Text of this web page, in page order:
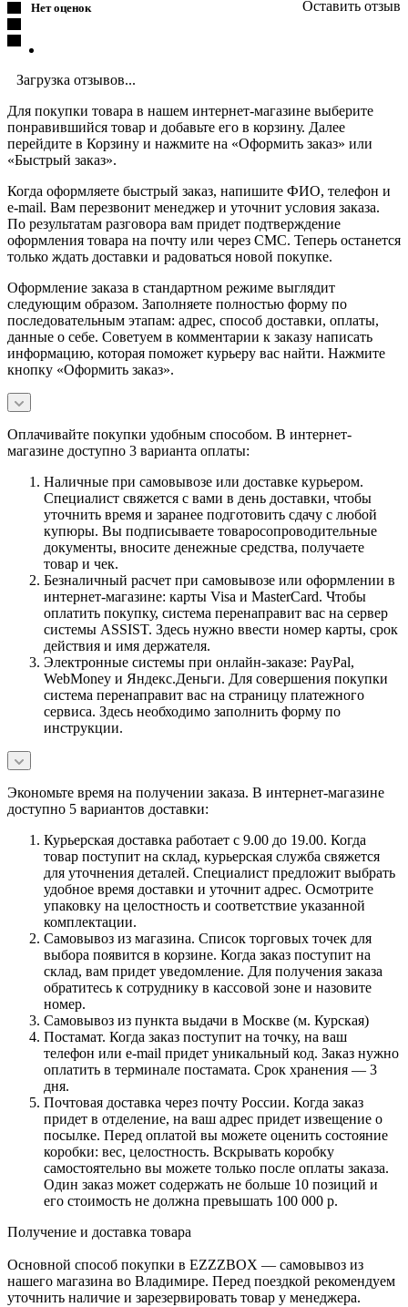
Нет оценок Оставить отзыв
Загрузка отзывов...
Для покупки товара в нашем интернет-магазине выберите
понравившийся товар и добавьте его в корзину. Далее
перейдите в Корзину и нажмите на «Оформить заказ» или
«Быстрый заказ».
Когда оформляете быстрый заказ, напишите ФИО, телефон и
e-mail. Вам перезвонит менеджер и уточнит условия заказа.
По результатам разговора вам придет подтверждение
оформления товара на почту или через СМС. Теперь останется
только ждать доставки и радоваться новой покупке.
Оформление заказа в стандартном режиме выглядит
следующим образом. Заполняете полностью форму по
последовательным этапам: адрес, способ доставки, оплаты,
данные о себе. Советуем в комментарии к заказу написать
информацию, которая поможет курьеру вас найти. Нажмите
кнопку «Оформить заказ».
Оплачивайте покупки удобным способом. В интернет-
магазине доступно 3 варианта оплаты:
Наличные при самовывозе или доставке курьером.
Специалист свяжется с вами в день доставки, чтобы
уточнить время и заранее подготовить сдачу с любой
купюры. Вы подписываете товаросопроводительные
документы, вносите денежные средства, получаете
товар и чек.
Безналичный расчет при самовывозе или оформлении в
интернет-магазине: карты Visa и MasterCard. Чтобы
оплатить покупку, система перенаправит вас на сервер
системы ASSIST. Здесь нужно ввести номер карты, срок
действия и имя держателя.
Электронные системы при онлайн-заказе: PayPal,
WebMoney и Яндекс.Деньги. Для совершения покупки
система перенаправит вас на страницу платежного
сервиса. Здесь необходимо заполнить форму по
инструкции.
Экономьте время на получении заказа. В интернет-магазине
доступно 5 вариантов доставки:
Курьерская доставка работает с 9.00 до 19.00. Когда
товар поступит на склад, курьерская служба свяжется
для уточнения деталей. Специалист предложит выбрать
удобное время доставки и уточнит адрес. Осмотрите
упаковку на целостность и соответствие указанной
комплектации.
Самовывоз из магазина. Список торговых точек для
выбора появится в корзине. Когда заказ поступит на
склад, вам придет уведомление. Для получения заказа
обратитесь к сотруднику в кассовой зоне и назовите
номер.
Самовывоз из пункта выдачи в Москве (м. Курская)
Постамат. Когда заказ поступит на точку, на ваш
телефон или e-mail придет уникальный код. Заказ нужно
оплатить в терминале постамата. Срок хранения — 3
дня.
Почтовая доставка через почту России. Когда заказ
придет в отделение, на ваш адрес придет извещение о
посылке. Перед оплатой вы можете оценить состояние
коробки: вес, целостность. Вскрывать коробку
самостоятельно вы можете только после оплаты заказа.
Один заказ может содержать не больше 10 позиций и
его стоимость не должна превышать 100 000 р.
Получение и доставка товара
Основной способ покупки в EZZZBOX — самовывоз из
нашего магазина во Владимире. Перед поездкой рекомендуем
уточнить наличие и зарезервировать товар у менеджера.